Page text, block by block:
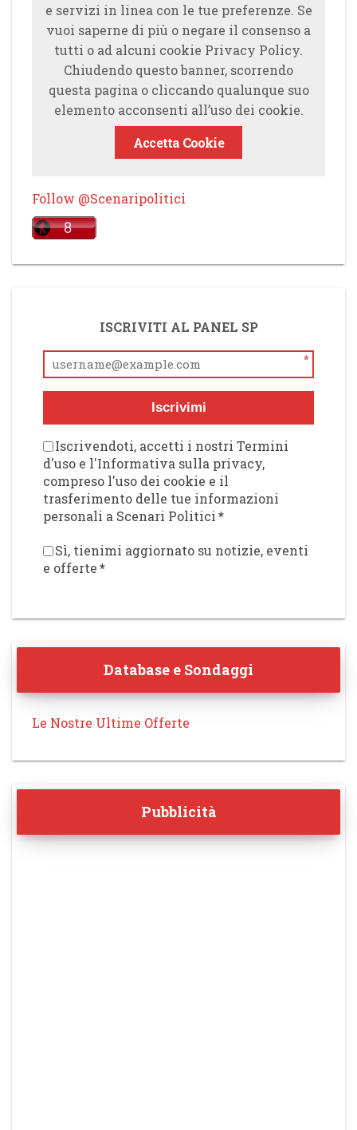
e servizi in linea con le tue preferenze. Se
vuoi saperne di più o negare il consenso a
tutti o ad alcuni cookie Privacy Policy.
Chiudendo questo banner, scorrendo
questa pagina o cliccando qualunque suo
elemento acconsenti all’uso dei cookie.
Accetta Cookie
Follow @Scenaripolitici
ISCRIVITI AL PANEL SP
*
Iscrivimi
Iscrivendoti, accetti i nostri Termini
d'uso e l'Informativa sulla privacy,
compreso l'uso dei cookie e il
trasferimento delle tue informazioni
personali a Scenari Politici*
Sì, tienimi aggiornato su notizie, eventi
e offerte*
Database e Sondaggi
Le Nostre Ultime Offerte
Pubblicità